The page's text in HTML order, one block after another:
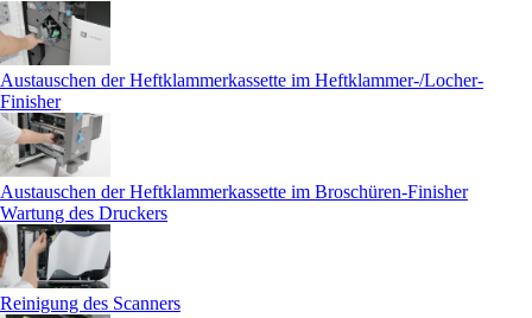
Austauschen der Heftklammerkassette im Heftklammer-/Locher-
Finisher
Austauschen der Heftklammerkassette im Broschüren-Finisher
Wartung des Druckers
Reinigung des Scanners